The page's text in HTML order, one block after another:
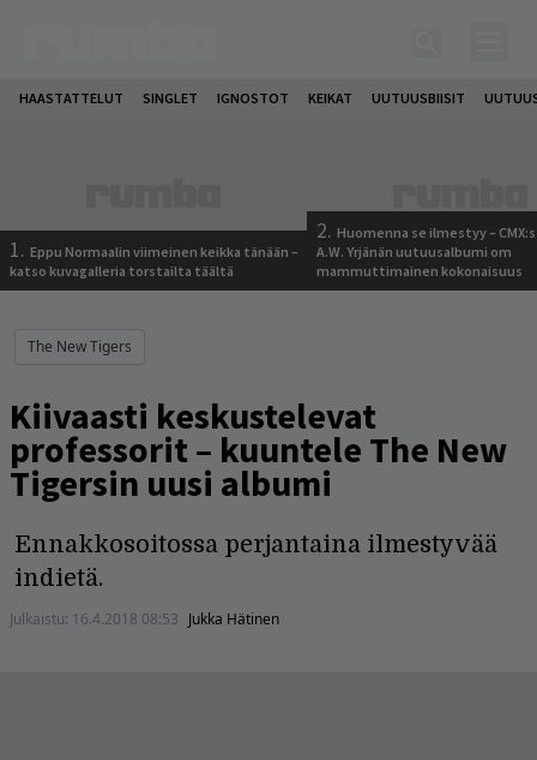
HAASTATTELUT SINGLET IGNOSTOT KEIKAT UUTUUSBIISIT
1. Eppu Normaalin viimeinen keikka tänään –
katso kuvagalleria torstailta täältä
2. Huomenna se ilmestyy –
A.W. Yrjänän uutuusalbumi om
mammuttimainen kokonaisuus
The New Tigers
Kiivaasti keskustelevat
professorit – kuuntele The New
Tigersin uusi albumi
Ennakkosoitossa perjantaina ilmestyvää
indietä.
Julkaistu: 16.4.2018 08:53 Jukka Hätinen